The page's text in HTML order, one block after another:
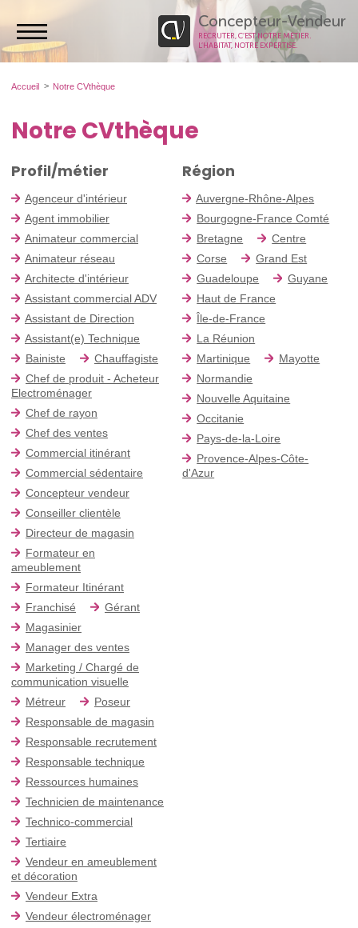
Concepteur-Vendeur
RECRUTER, C’EST NOTRE MÉTIER.
L’HABITAT, NOTRE EXPERTISE.
Accueil Notre CVthèque
Notre CVthèque
Profil/métier
Agenceur d'intérieur
Agent immobilier
Animateur commercial
Animateur réseau
Architecte d'intérieur
Assistant commercial ADV
Assistant de Direction
Assistant(e) Technique
Bainiste
Chauffagiste
Chef de produit - Acheteur
Electroménager
Chef de rayon
Chef des ventes
Commercial itinérant
Commercial sédentaire
Concepteur vendeur
Conseiller clientèle
Directeur de magasin
Formateur en
ameublement
Formateur Itinérant
Franchisé
Gérant
Magasinier
Manager des ventes
Marketing / Chargé de
communication visuelle
Métreur
Poseur
Responsable de magasin
Responsable recrutement
Responsable technique
Ressources humaines
Technicien de maintenance
Technico-commercial
Tertiaire
Vendeur en ameublement
et décoration
Vendeur Extra
Vendeur électroménager
Région
Auvergne-Rhône-Alpes
Bourgogne-France Comté
Bretagne
Centre
Corse
Grand Est
Guadeloupe
Guyane
Haut de France
Île-de-France
La Réunion
Martinique
Mayotte
Normandie
Nouvelle Aquitaine
Occitanie
Pays-de-la-Loire
Provence-Alpes-Côte-
d'Azur